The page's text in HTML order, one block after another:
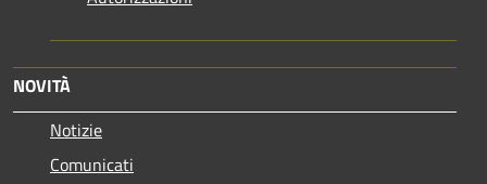
NOVITÀ
Notizie
Comunicati